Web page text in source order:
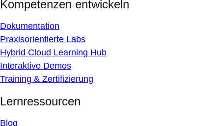
Kompetenzen entwickeln
Dokumentation
Praxisorientierte Labs
Hybrid Cloud Learning Hub
Interaktive Demos
Training & Zertifizierung
Lernressourcen
Blog